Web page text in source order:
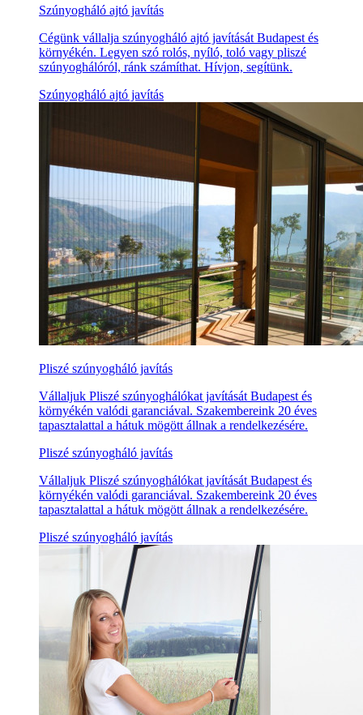
Szúnyogháló ajtó javítás
Cégünk vállalja szúnyogháló ajtó javítását Budapest és
környékén. Legyen szó rolós, nyíló, toló vagy pliszé
szúnyoghálóról, ránk számíthat. Hívjon, segítünk.
Szúnyogháló ajtó javítás
Pliszé szúnyogháló javítás
Vállaljuk Pliszé szúnyoghálókat javítását Budapest és
környékén valódi garanciával. Szakembereink 20 éves
tapasztalattal a hátuk mögött állnak a rendelkezésére.
Pliszé szúnyogháló javítás
Vállaljuk Pliszé szúnyoghálókat javítását Budapest és
környékén valódi garanciával. Szakembereink 20 éves
tapasztalattal a hátuk mögött állnak a rendelkezésére.
Pliszé szúnyogháló javítás